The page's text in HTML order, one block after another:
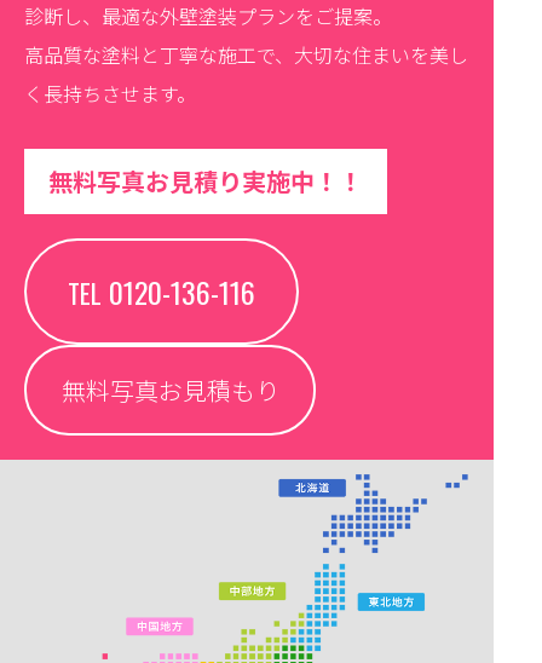
診断し、最適な外壁塗装プランをご提案。
高品質な塗料と丁寧な施工で、大切な住まいを美し
く長持ちさせます。
無料写真お見積り実施中！！
TEL 0120-136-116
無料写真お見積もり